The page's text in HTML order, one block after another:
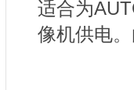
适合为
像机供电